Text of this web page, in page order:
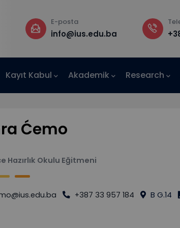
+387 33 957 101
Kayıt Kabul Akademik Research
Ćemo
Hazırlık Okulu Eğitmeni
+387 33 957 184 B G.14